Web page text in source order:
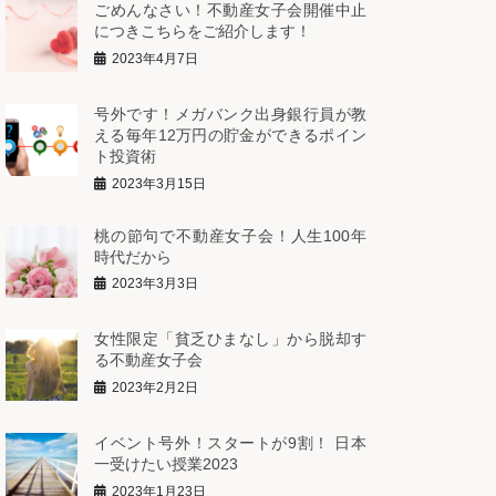
ごめんなさい！不動産女子会開催中止
につきこちらをご紹介します！
2023年4月7日
号外です！メガバンク出身銀行員が教
える毎年12万円の貯金ができるポイン
ト投資術
2023年3月15日
桃の節句で不動産女子会！人生100年
時代だから
2023年3月3日
女性限定「貧乏ひまなし」から脱却す
る不動産女子会
2023年2月2日
イベント号外！スタートが9割！ 日本
一受けたい授業2023
2023年1月23日